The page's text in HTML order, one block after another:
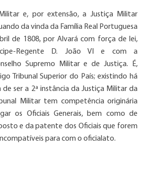
e, por extensão, a Justiça Militar
da vinda da Família Real Portuguesa
de 1808, por Alvará com força de lei,
Regente D. João VI e com a
Supremo Militar e de Justiça. É,
Tribunal Superior do País; existindo há
de ser a 2ª instância da Justiça Militar da
Militar tem competência originária
os Oficiais Generais, bem como de
e da patente dos Oficiais que forem
para com o oficialato.